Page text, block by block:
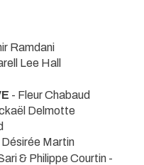
Ramdani
Lee Hall
- Fleur Chabaud
Delmotte
Désirée Martin
& Philippe Courtin -